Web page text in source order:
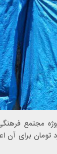
مجتمع
برای آن